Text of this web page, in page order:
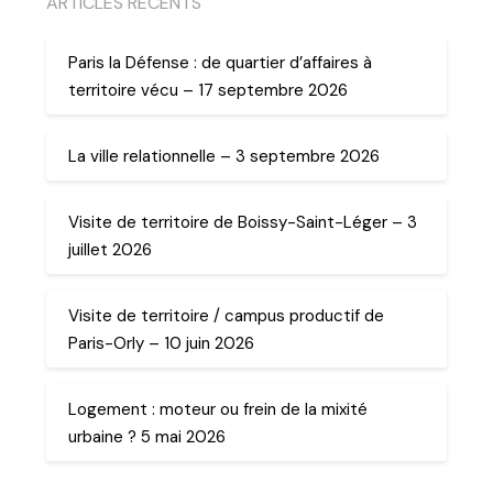
Paris la Défense : de quartier d’affaires à
territoire vécu – 17 septembre 2026
La ville relationnelle – 3 septembre 2026
Visite de territoire de Boissy-Saint-Léger – 3
juillet 2026
Visite de territoire / campus productif de
Paris-Orly – 10 juin 2026
Logement : moteur ou frein de la mixité
urbaine ? 5 mai 2026